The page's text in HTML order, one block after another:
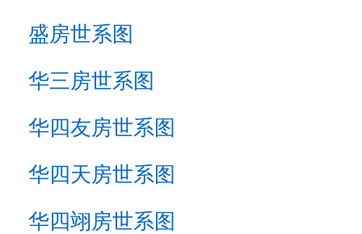
盛房世系图
华三房世系图
华四友房世系图
华四天房世系图
华四翊房世系图